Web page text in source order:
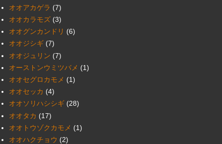
オオアカゲラ (7)
オオカラモズ (3)
オオグンカンドリ (6)
オオジシギ (7)
オオジュリン (7)
オーストンウミツバメ (1)
オオセグロカモメ (1)
オオセッカ (4)
オオソリハシシギ (28)
オオタカ (17)
オオトウゾクカモメ (1)
オオハクチョウ (2)